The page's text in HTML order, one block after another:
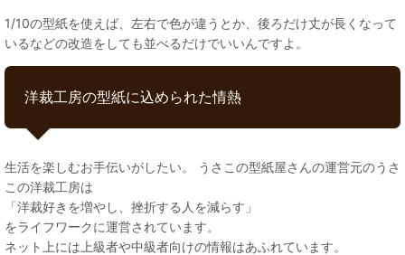
1/10の型紙を使えば、左右で色が違うとか、後ろだけ丈が長くなって
いるなどの改造をしても並べるだけでいいんですよ。
洋裁工房の型紙に込められた情熱
生活を楽しむお手伝いがしたい。 うさこの型紙屋さんの運営元のうさ
この洋裁工房は
「洋裁好きを増やし、挫折する人を減らす」
をライフワークに運営されています。
ネット上には上級者や中級者向けの情報はあふれています。